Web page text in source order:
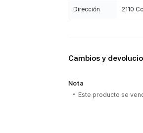
Dirección 2110
Cambios y
Nota
Este producto se